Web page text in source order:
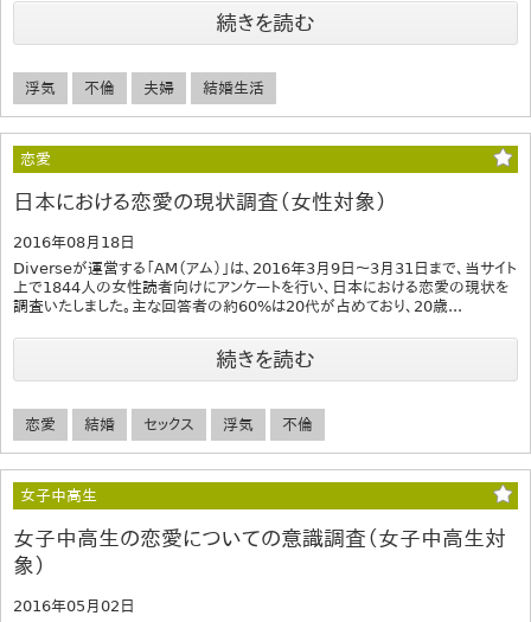
続きを読む
浮気 不倫 夫婦 結婚生活
恋愛
日本における恋愛の現状調査（女性対象）
2016年08月18日
Diverseが運営する「AM（アム）」は、2016年3月9日～3月31日まで、当サイト
上で1844人の女性読者向けにアンケートを行い、日本における恋愛の現状を
調査いたしました。主な回答者の約60%は20代が占めており、20歳...
続きを読む
恋愛 結婚 セックス 浮気 不倫
女子中高生
女子中高生の恋愛についての意識調査（女子中高生対
象）
2016年05月02日